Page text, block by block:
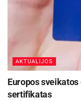
AKTUALIJOS
Europos
sertifikatas